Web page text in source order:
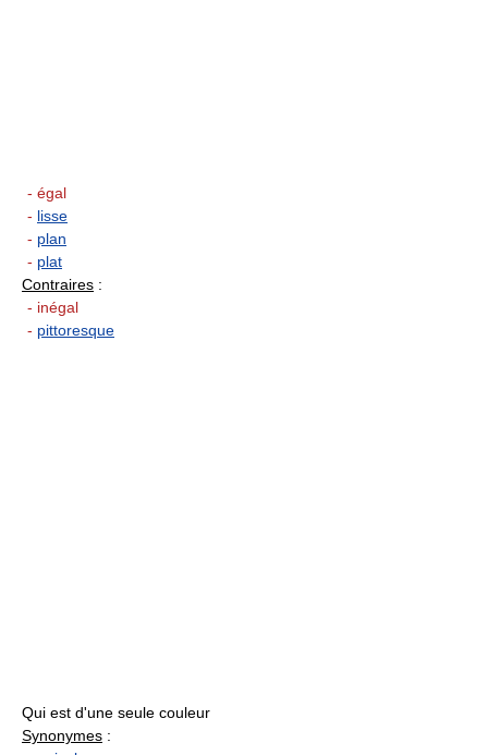
- égal
- lisse
- plan
- plat
Contraires :
- inégal
- pittoresque
Qui est d'une seule couleur
Synonymes :